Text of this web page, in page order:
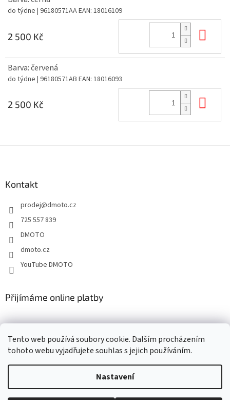
Tento web používá soubory cookie. Dalším procházením
tohoto webu vyjadřujete souhlas s jejich používáním.
Nastavení
do týdne | 96180571AAEAN: 18016109
2 500 Kč
Barva: červená
do týdne | 96180571AB EAN: 18016093
2 500 Kč
Kontakt
prodej@dmoto.cz
725 557 839
DMOTO
dmoto.cz
YouTube DMOTO
Přijímáme online platby
Vytvořil Shoptet